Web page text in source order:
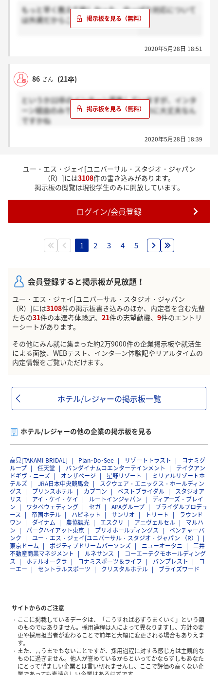
もっと早く教えて欲しかった。やっぱり対応について
は外資だからこんな感じなのかな…
2020年5月28日 18:51
86 さん (21卒)
というか22卒のインターン募集していますが、インタ
ーン経由のみでしか採用活動をしないのに大丈夫なん
ですかね
があまりにも杜撰なので同じことの繰り返しになるの
す
2020年5月28日 18:39
ユー・エス・ジェイ[ユニバーサル・スタジオ・ジャパン
（R）]には3108件の書き込みがあります。
掲示板の閲覧は現役学生のみに開放しています。
ログイン/会員登録
1 2 3 4 5
会員登録すると掲示板が見放題！
ユー・エス・ジェイ[ユニバーサル・スタジオ・ジャパン
（R）]には3108件の掲示板書き込みのほか、内定者を含む先輩
たちの31件の本選考体験記、 21件の志望動機、 9件のエントリ
ーシートがあります。
その他にみん就に集まった約2万9000件の企業掲示板や就活生
による面接、WEBテスト、インターン体験記やリアルタイムの
内定情報をご覧いただけます。
ホテル/レジャーの掲示板一覧
ホテル/レジャーの他の企業の掲示板を見る
高見[TAKAMI BRIDAL] Plan･Do･See リゾートトラスト
コナミグ
ループ
任天堂 バンダイナムコエンターテインメント
テイクアン
ドギヴ・ニーズ
オンザページ 星野リゾート
ミリアルリゾートホ
テルズ
JRA日本中央競馬会
スクウェア・エニックス・ホールディン
グス
プリンスホテル カプコン ベストブライダル
スタジオア
リス
アイ・ケイ・ケイ ルートインジャパン
ディアーズ・ブレイ
ン
ワタベウェディング セガ APAグループ
ブライダルプロデュ
ース
帝国ホテル ハピネット サンリオ トリート
ラウンド
ワン
ダイナム 農協観光 エスクリ アニヴェルセル
マルハ
ン
パークハイアット東京 プリオホールディングス
ベンチャーバ
ンク
ユー・エス・ジェイ[ユニバーサル・スタジオ・ジャパン （R）]
東京ドーム
ポジティブドリームパーソンズ ニューオータニ
三井
不動産商業マネジメント
ルネサンス
コーエーテクモホールディング
ス
ホテルオークラ コナミスポーツ＆ライフ バンプレスト
コ
ーエー
セントラルスポーツ クリスタルホテル ブライズワード
サイトからのご注意
ここに掲載しているデータは、「こうすれば必ずうまくいく」という類
のものではありません。採用過程は人によって異なりますし、方針の変
更や採用担当者が変わることで前年と大幅に変更される場合もありえま
す。
また、言うまでもないことですが、採用過程に対する感じ方は主観的な
ものに過ぎません。他人が誉めているからといってかならずしもあなた
にとって望ましい企業とは言い切れませんし、ここで評価の高くない企